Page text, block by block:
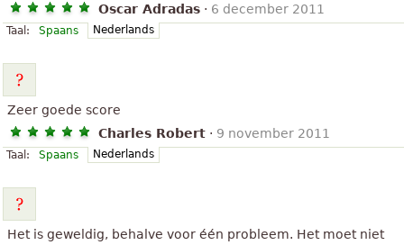
Oscar Adradas · 6 december 2011
Taal: Spaans Nederlands
Zeer goede score
Charles Robert · 9 november 2011
Taal: Spaans Nederlands
Het is geweldig, behalve voor één probleem. Het moet niet